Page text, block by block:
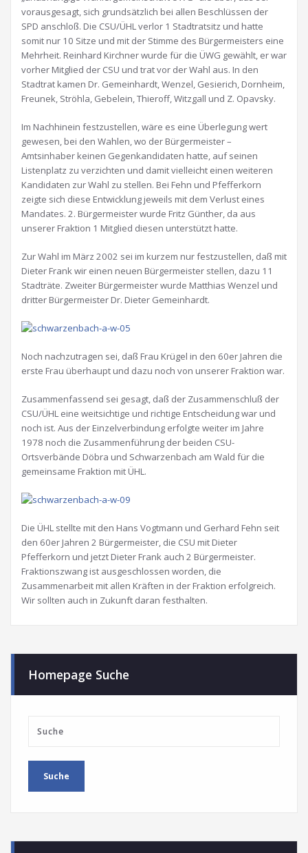
vorausgesagt, sich grundsätzlich bei allen Beschlüssen der
SPD anschloß. Die CSU/ÜHL verlor 1 Stadtratsitz und hatte
somit nur 10 Sitze und mit der Stimme des Bürgermeisters eine
Mehrheit. Reinhard Kirchner wurde für die ÜWG gewählt, er war
vorher Mitglied der CSU und trat vor der Wahl aus. In den
Stadtrat kamen Dr. Gemeinhardt, Wenzel, Gesierich, Dornheim,
Freunek, Ströhla, Gebelein, Thieroff, Witzgall und Z. Opavsky.
Im Nachhinein festzustellen, wäre es eine Überlegung wert
gewesen, bei den Wahlen, wo der Bürgermeister –
Amtsinhaber keinen Gegenkandidaten hatte, auf seinen
Listenplatz zu verzichten und damit vielleicht einen weiteren
Kandidaten zur Wahl zu stellen. Bei Fehn und Pfefferkorn
zeigte sich diese Entwicklung jeweils mit dem Verlust eines
Mandates. 2. Bürgermeister wurde Fritz Günther, da aus
unserer Fraktion 1 Mitglied diesen unterstützt hatte.
Zur Wahl im März 2002 sei im kurzem nur festzustellen, daß mit
Dieter Frank wir einen neuen Bürgermeister stellen, dazu 11
Stadträte. Zweiter Bürgermeister wurde Matthias Wenzel und
dritter Bürgermeister Dr. Dieter Gemeinhardt.
Noch nachzutragen sei, daß Frau Krügel in den 60er Jahren die
erste Frau überhaupt und dazu noch von unserer Fraktion war.
Zusammenfassend sei gesagt, daß der Zusammenschluß der
CSU/ÜHL eine weitsichtige und richtige Entscheidung war und
noch ist. Aus der Einzelverbindung erfolgte weiter im Jahre
1978 noch die Zusammenführung der beiden CSU-
Ortsverbände Döbra und Schwarzenbach am Wald für die
gemeinsame Fraktion mit ÜHL.
Die ÜHL stellte mit den Hans Vogtmann und Gerhard Fehn seit
den 60er Jahren 2 Bürgermeister, die CSU mit Dieter
Pfefferkorn und jetzt Dieter Frank auch 2 Bürgermeister.
Fraktionszwang ist ausgeschlossen worden, die
Zusammenarbeit mit allen Kräften in der Fraktion erfolgreich.
Wir sollten auch in Zukunft daran festhalten.
Homepage Suche